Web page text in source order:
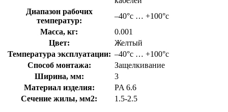
Диапазон рабочих
температур:
–40°с … +100°с
Масса, кг:
0.001
Цвет:
Желтый
Температура эксплуатации: –40°с … +100°с
Способ монтажа:
Защелкивание
Ширина, мм:
3
Материал изделия:
PA 6.6
Сечение жилы, мм2:
1.5-2.5